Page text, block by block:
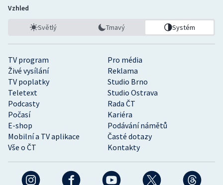
TV program
Pro média
Živé vysílání
Reklama
TV poplatky
Studio Brno
Teletext
Studio Ostrava
Podcasty
Rada ČT
Počasí
Kariéra
E-shop
Podávání námětů
Mobilní a TV aplikace
Časté dotazy
Vše o ČT
Kontakty
Vzhled
Světlý Tmavý Systém